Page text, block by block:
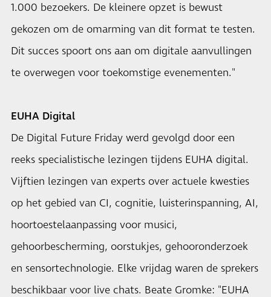
1.000 bezoekers. De kleinere opzet is bewust
gekozen om de omarming van dit format te testen.
Dit succes spoort ons aan om digitale aanvullingen
te overwegen voor toekomstige evenementen."
EUHA Digital
De Digital Future Friday werd gevolgd door een
reeks specialistische lezingen tijdens EUHA digital.
Vijftien lezingen van experts over actuele kwesties
op het gebied van CI, cognitie, luisterinspanning, AI,
hoortoestelaanpassing voor musici,
gehoorbescherming, oorstukjes, gehooronderzoek
en sensortechnologie. Elke vrijdag waren de sprekers
beschikbaar voor live chats. Beate Gromke: "EUHA